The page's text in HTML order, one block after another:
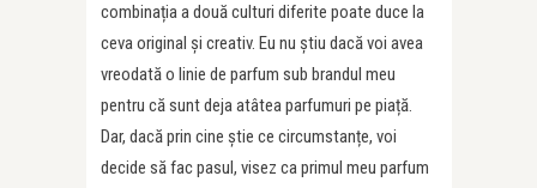
combinația a două culturi diferite poate duce la
ceva original și creativ. Eu nu știu dacă voi avea
vreodată o linie de parfum sub brandul meu
pentru că sunt deja atâtea parfumuri pe piață.
Dar, dacă prin cine știe ce circumstanțe, voi
decide să fac pasul, visez ca primul meu parfum